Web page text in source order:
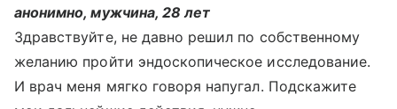
анонимно, мужчина, 28 лет
Здравствуйте, не давно решил по собственному
желанию пройти эндоскопическое исследование.
И врач меня мягко говоря напугал. Подскажите